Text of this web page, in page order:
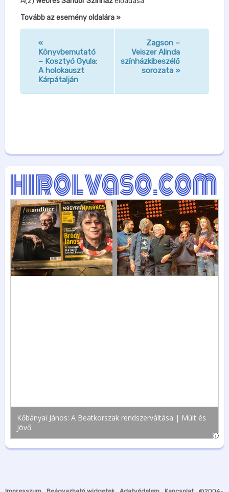
Tovább az esemény oldalára »
i
i
«
Könyvbemutató
– Kosztyó Gyula:
A holokauszt
Kárpátalján
Zagson –
Veiszer Alinda
színházkibeszélő
sorozata »